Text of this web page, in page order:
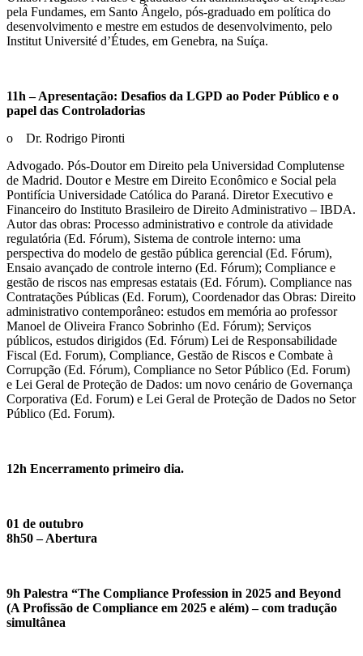
pela Fundames, em Santo Ângelo, pós-graduado em política do
desenvolvimento e mestre em estudos de desenvolvimento, pelo
Institut Université d’Études, em Genebra, na Suíça.
11h – Apresentação: Desafios da LGPD ao Poder Público e o
papel das Controladorias
o Dr. Rodrigo Pironti
Advogado. Pós-Doutor em Direito pela Universidad Complutense
de Madrid. Doutor e Mestre em Direito Econômico e Social pela
Pontifícia Universidade Católica do Paraná. Diretor Executivo e
Financeiro do Instituto Brasileiro de Direito Administrativo – IBDA.
Autor das obras: Processo administrativo e controle da atividade
regulatória (Ed. Fórum), Sistema de controle interno: uma
perspectiva do modelo de gestão pública gerencial (Ed. Fórum),
Ensaio avançado de controle interno (Ed. Fórum); Compliance e
gestão de riscos nas empresas estatais (Ed. Fórum). Compliance nas
Contratações Públicas (Ed. Forum), Coordenador das Obras: Direito
administrativo contemporâneo: estudos em memória ao professor
Manoel de Oliveira Franco Sobrinho (Ed. Fórum); Serviços
públicos, estudos dirigidos (Ed. Fórum) Lei de Responsabilidade
Fiscal (Ed. Forum), Compliance, Gestão de Riscos e Combate à
Corrupção (Ed. Fórum), Compliance no Setor Público (Ed. Forum)
e Lei Geral de Proteção de Dados: um novo cenário de Governança
Corporativa (Ed. Forum) e Lei Geral de Proteção de Dados no Setor
Público (Ed. Forum).
12h Encerramento primeiro dia.
01 de outubro
8h50 – Abertura
9h Palestra “The Compliance Profession in 2025 and Beyond
(A Profissão de Compliance em 2025 e além) – com tradução
simultânea